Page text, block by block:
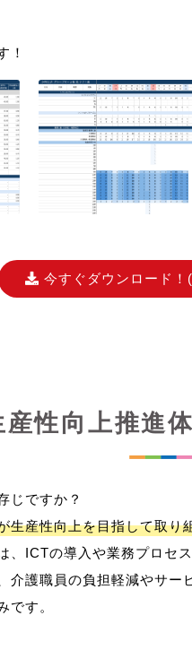
！
今すぐダウンロード！
産性向上推進
じですか？
生産性向上を目指して取
、ICTの導入や業務プロセ
介護職員の負担軽減やサ
です。